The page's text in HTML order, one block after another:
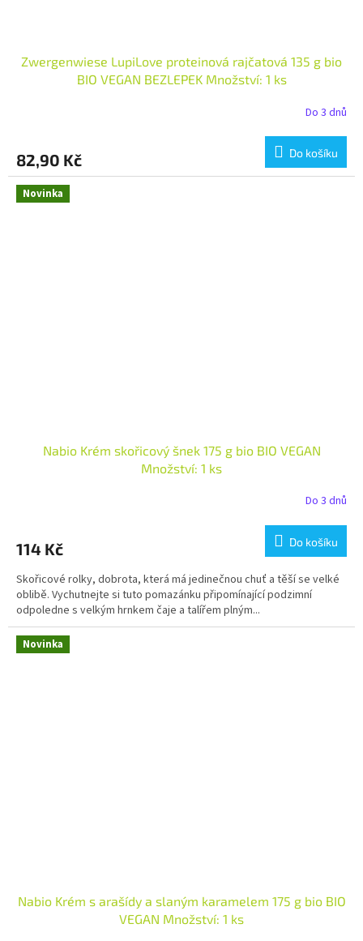
Zwergenwiese LupiLove proteinová rajčatová 135 g bio
BIO VEGAN BEZLEPEK Množství: 1 ks
Do 3 dnů
82,90 Kč Do košíku
Novinka
Nabio Krém skořicový šnek 175 g bio BIO VEGAN
Množství: 1 ks
Do 3 dnů
114 Kč Do košíku
Skořicové rolky, dobrota, která má jedinečnou chuť a těší se velké
oblibě. Vychutnejte si tuto pomazánku připomínající podzimní
odpoledne s velkým hrnkem čaje a talířem plným...
Novinka
Nabio Krém s arašídy a slaným karamelem 175 g bio BIO
VEGAN Množství: 1 ks